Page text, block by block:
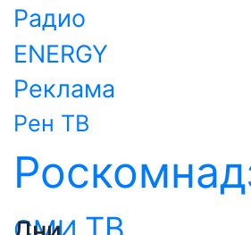
Радио
ENERGY
Реклама
Рен ТВ